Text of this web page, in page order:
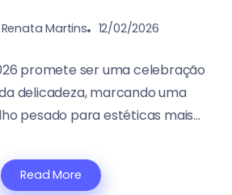
Renata Martins 12/02/2026
promete ser uma celebração
delicadeza, marcando uma
pesado para estéticas mais...
Read More